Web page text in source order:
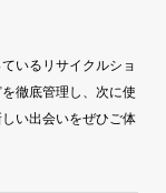
いるリサイクルショ
徹底管理し、次に使
い出会いをぜひご体